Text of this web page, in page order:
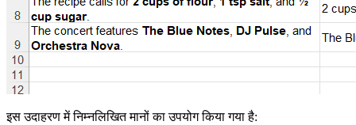
इस उदाहरण में निम्नलिखित मानों का उपयोग किया गया है: